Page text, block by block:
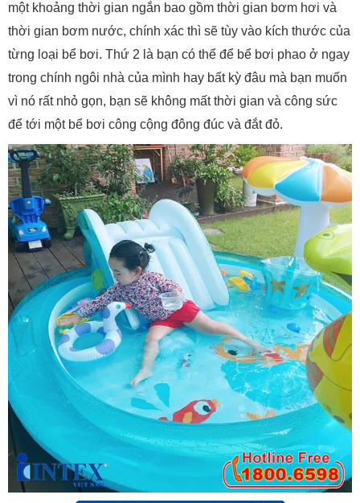
một khoảng thời gian ngắn bao gồm thời gian bơm hơi và
thời gian bơm nước, chính xác thì sẽ tùy vào kích thước của
từng loại bể bơi. Thứ 2 là bạn có thể để bể bơi phao ở ngay
trong chính ngôi nhà của mình hay bất kỳ đâu mà bạn muốn
vì nó rất nhỏ gọn, bạn sẽ không mất thời gian và công sức
để tới một bể bơi công cộng đông đúc và đắt đỏ.